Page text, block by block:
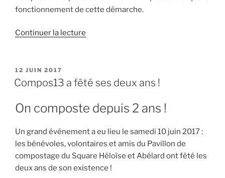
fonctionnement de cette démarche.
Continuer la lecture
c’est
! »
PUBLIÉ
LE
12 JUIN 2017
Compos13 a fêté ses deux ans !
On composte depuis 2 ans !
Un grand événement a eu lieu le samedi 10 juin 2017 :
les bénévoles, volontaires et amis du Pavillon de
compostage du Square Héloïse et Abélard ont fêté les
deux ans de son existence !